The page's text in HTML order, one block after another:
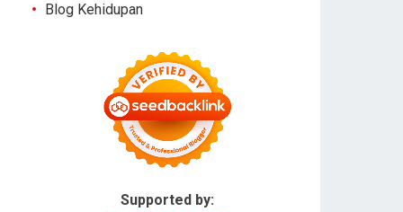
Blog Kehidupan
Supported by: